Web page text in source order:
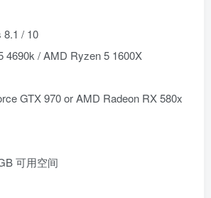
8.1 / 10
4690k / AMD Ryzen 5 1600X
GTX 970 or AMD Radeon RX 580x
可用空间